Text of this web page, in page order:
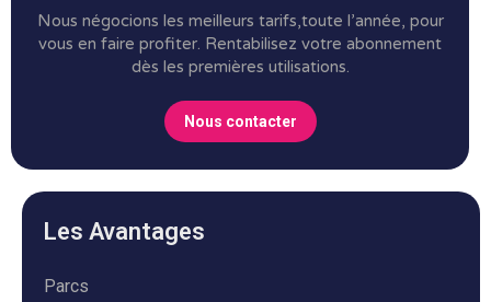
Nous négocions les meilleurs tarifs,toute l’année, pour
vous en faire profiter. Rentabilisez votre abonnement
dès les premières utilisations.
Nous contacter
Les Avantages
Parcs